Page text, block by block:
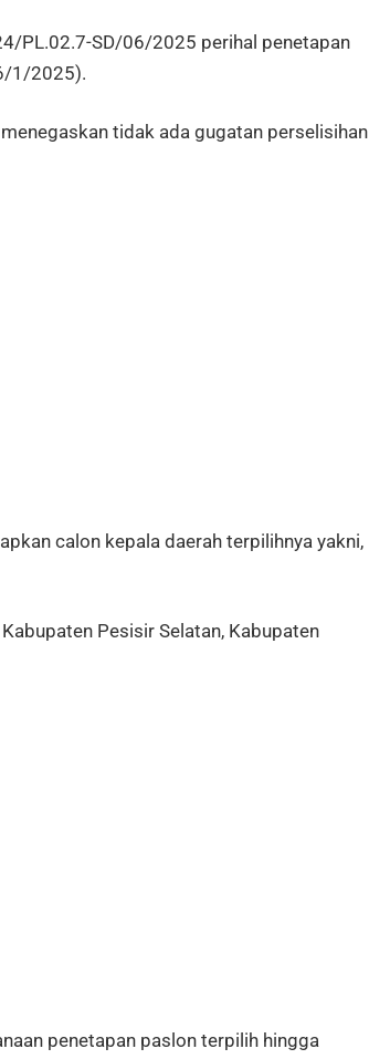
PL.02.7-SD/06/2025 perihal penetapan
1/2025).
tidak ada gugatan perselisihan
calon kepala daerah terpilihnya yakni,
Pesisir Selatan, Kabupaten
penetapan paslon terpilih hingga